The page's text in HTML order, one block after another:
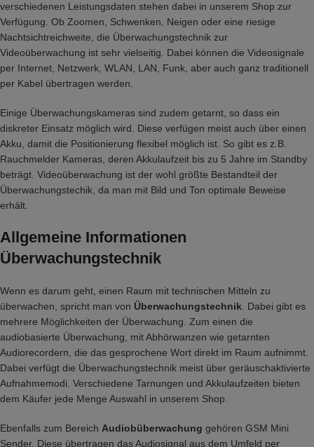
verschiedenen Leistungsdaten stehen dabei in unserem Shop zur
Verfügung. Ob Zoomen, Schwenken, Neigen oder eine riesige
Nachtsichtreichweite, die Überwachungstechnik zur
Videoüberwachung ist sehr vielseitig. Dabei können die Videosignale
per Internet, Netzwerk, WLAN, LAN, Funk, aber auch ganz traditionell
per Kabel übertragen werden.
Einige Überwachungskameras sind zudem getarnt, so dass ein
diskreter Einsatz möglich wird. Diese verfügen meist auch über einen
Akku, damit die Positionierung flexibel möglich ist. So gibt es z.B.
Rauchmelder Kameras, deren Akkulaufzeit bis zu 5 Jahre im Standby
beträgt. Videoüberwachung ist der wohl größte Bestandteil der
Überwachungstechik, da man mit Bild und Ton optimale Beweise
erhält.
Allgemeine Informationen
Überwachungstechnik
Wenn es darum geht, einen Raum mit technischen Mitteln zu
überwachen, spricht man von Überwachungstechnik. Dabei gibt es
mehrere Möglichkeiten der Überwachung. Zum einen die
audiobasierte Überwachung, mit Abhörwanzen wie getarnten
Audiorecordern, die das gesprochene Wort direkt im Raum aufnimmt.
Dabei verfügt die Überwachungstechnik meist über geräuschaktivierte
Aufnahmemodi. Verschiedene Tarnungen und Akkulaufzeiten bieten
dem Käufer jede Menge Auswahl in unserem Shop.
Ebenfalls zum Bereich Audiobüberwachung gehören GSM Mini
Sender. Diese übertragen das Audiosignal aus dem Umfeld per